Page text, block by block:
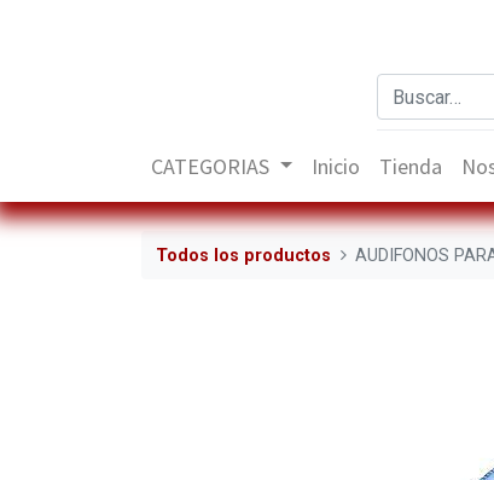
CATEGORIAS Inicio Tienda
Todos los productos AUDIFONOS